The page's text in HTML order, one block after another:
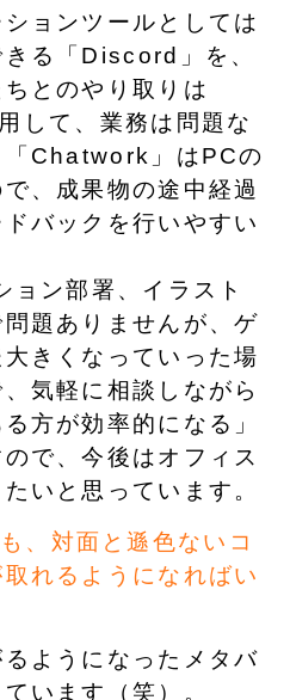
ョンツールとしては
る「Discord」を、
とのやり取りは
して、業務は問題な
「Chatwork」はPCの
、成果物の途中経過
バックを行いやすい
ョン部署、イラスト
題ありませんが、ゲ
きくなっていった場
気軽に相談しながら
方が効率的になる」
で、今後はオフィス
いと思っています。
、対面と遜色ないコ
れるようになればい
ようになったメタバ
います（笑）。